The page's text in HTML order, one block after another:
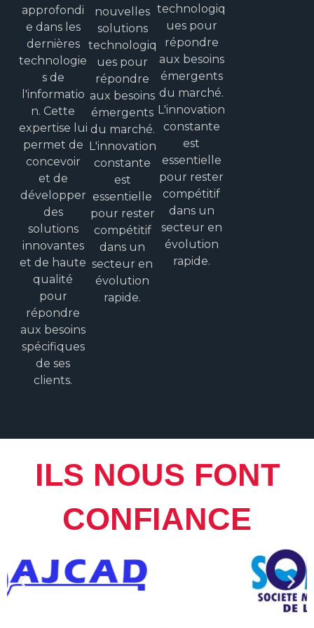
approfondi
e dans les
dernières
technologie
s de
l'informatio
n. Cette
expertise lui
permet de
concevoir
et de
développer
des
solutions
innovantes
et de haute
qualité
pour
répondre
aux besoins
spécifiques
de ses
clients.
nouvelles
solutions
technologiq
ues pour
répondre
aux besoins
émergents
du marché.
L'innovation
constante
est
essentielle
pour rester
compétitif
dans un
secteur en
évolution
rapide.
technologiq
ues pour
répondre
aux besoins
émergents
du marché.
L'innovation
constante
est
essentielle
pour rester
compétitif
dans un
secteur en
évolution
rapide.
ILS NOUS FONT
CONFIANCE